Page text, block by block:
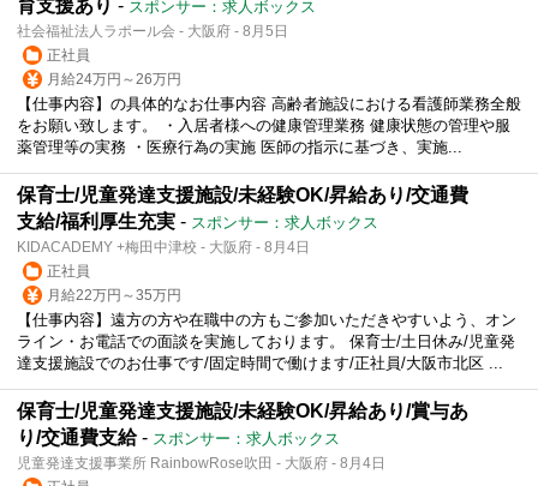
育支援あり - スポンサー：求人ボックス
社会福祉法人ラポール会 - 大阪府 - 8月5日
正社員
月給24万円～26万円
【仕事内容】の具体的なお仕事内容 高齢者施設における看護師業務全般
をお願い致します。 ・入居者様への健康管理業務 健康状態の管理や服
薬管理等の実務 ・医療行為の実施 医師の指示に基づき、実施...
保育士/児童発達支援施設/未経験OK/昇給あり/交通費
支給/福利厚生充実 - スポンサー：求人ボックス
KIDACADEMY +梅田中津校 - 大阪府 - 8月4日
正社員
月給22万円～35万円
【仕事内容】遠方の方や在職中の方もご参加いただきやすいよう、オン
ライン・お電話での面談を実施しております。 保育士/土日休み/児童発
達支援施設でのお仕事です/固定時間で働けます/正社員/大阪市北区 ...
保育士/児童発達支援施設/未経験OK/昇給あり/賞与あ
り/交通費支給- スポンサー：求人ボックス
児童発達支援事業所 RainbowRose吹田 - 大阪府 - 8月4日